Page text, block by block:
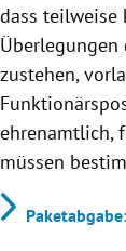
dass teilweise
Überlegungen
zustehen,
ehrenamtlich,
müssen